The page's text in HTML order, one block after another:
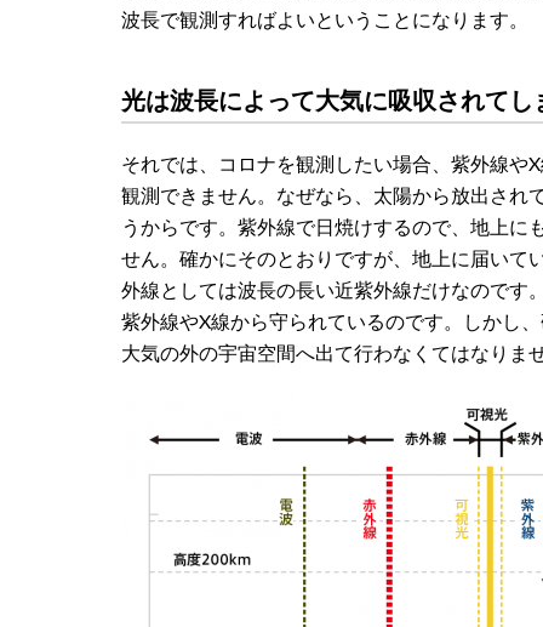
波長で観測すればよいということになります。
光は波長によって大気に吸収されてし
それでは、コロナを観測したい場合、紫外線や
観測できません。なぜなら、太陽から放出され
うからです。紫外線で日焼けするので、地上
せん。確かにそのとおりですが、地上に届いて
外線としては波長の長い近紫外線だけなのです
紫外線やX線から守られているのです。しかし
大気の外の宇宙空間へ出て行わなくてはなりま